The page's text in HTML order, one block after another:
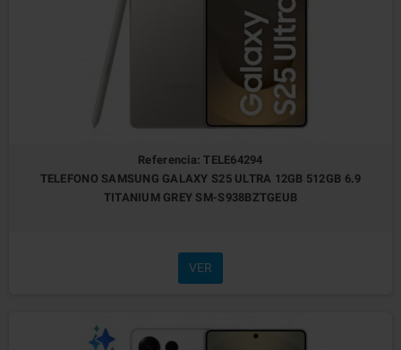
Referencia: TELE64294
TELEFONO SAMSUNG GALAXY S25 ULTRA 12GB 512GB 6.9
TITANIUM GREY SM-S938BZTGEUB
VER